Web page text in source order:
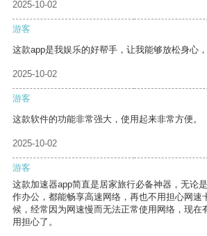
2025-10-02
游客
这款app是我娱乐的好帮手，让我能够放松身心，
2025-10-02
游客
这款软件的功能非常强大，使用起来非常方便。
2025-10-02
游客
这款加速器app简直是居家旅行必备神器，无论
作办公，都能畅享高速网络，再也不用担心网速
候，经常因为网速慢而无法正常使用网络，现在
用担心了。